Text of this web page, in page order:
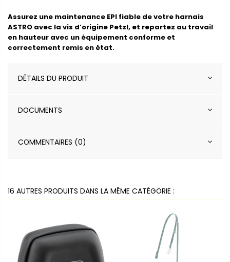
Assurez une maintenance EPI fiable de votre harnais
ASTRO avec la vis d’origine Petzl, et repartez au travail
en hauteur avec un équipement conforme et
correctement remis en état.
DÉTAILS DU PRODUIT
DOCUMENTS
COMMENTAIRES (0)
16 AUTRES PRODUITS DANS LA MÊME CATÉGORIE :